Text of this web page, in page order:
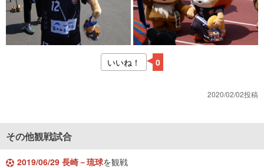
いいね！ 0
2020/02/02投稿
その他観戦試合
2019/06/29 長崎－琉球を観戦